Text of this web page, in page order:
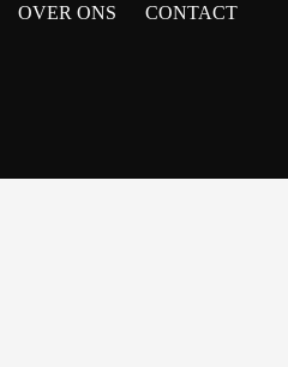
OVER ONS CONTACT